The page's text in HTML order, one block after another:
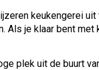
keukengerei
je klaar bent
plek uit de buurt